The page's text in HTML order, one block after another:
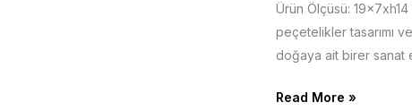
Ürün Ölçüsü: 19x7xh14
peçetelikler tasarımı
doğaya ait birer sanat
Read More »